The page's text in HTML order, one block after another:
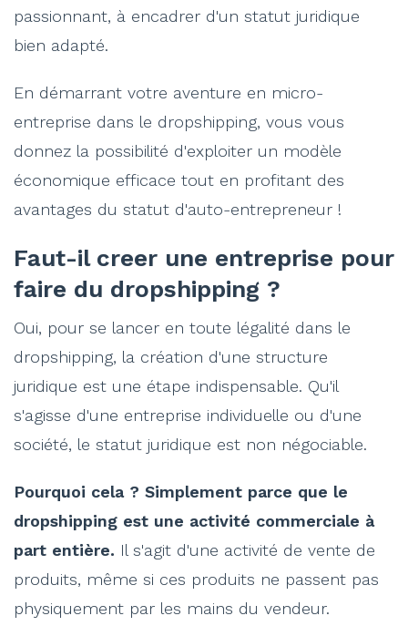
passionnant, à encadrer d'un statut juridique
bien adapté.
En démarrant votre aventure en micro-
entreprise dans le dropshipping, vous vous
donnez la possibilité d'exploiter un modèle
économique efficace tout en profitant des
avantages du statut d'auto-entrepreneur !
Faut-il creer une entreprise pour
faire du dropshipping ?
Oui, pour se lancer en toute légalité dans le
dropshipping, la création d'une structure
juridique est une étape indispensable. Qu'il
s'agisse d'une entreprise individuelle ou d'une
société, le statut juridique est non négociable.
Pourquoi cela ? Simplement parce que le
dropshipping est une activité commerciale à
part entière. Il s'agit d'une activité de vente de
produits, même si ces produits ne passent pas
physiquement par les mains du vendeur.